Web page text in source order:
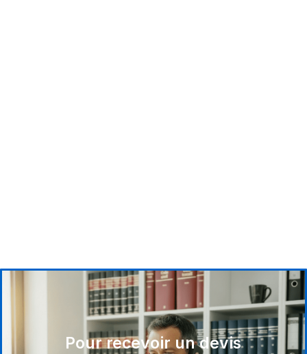
Pour recevoir un devis